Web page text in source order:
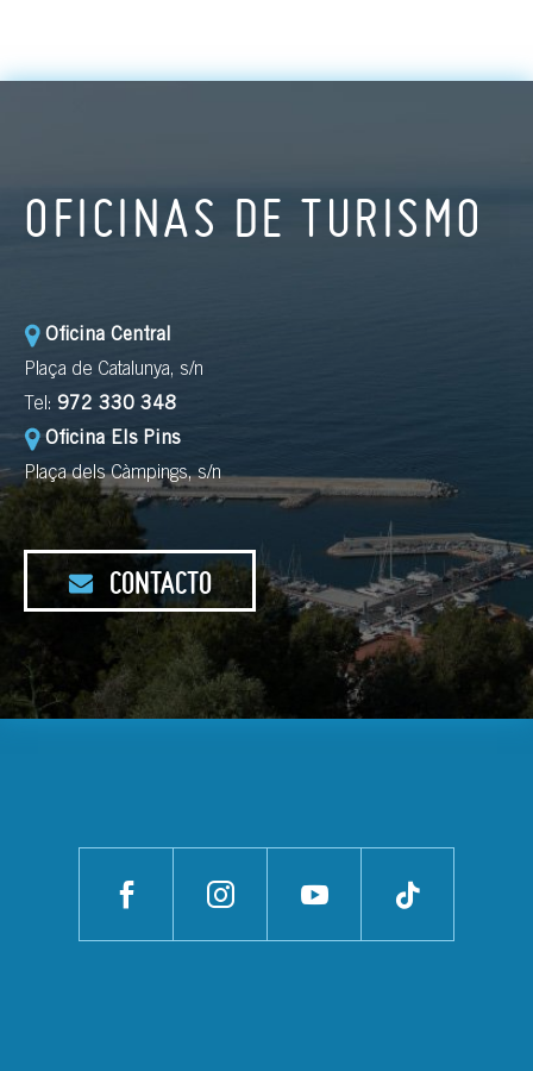
OFICINAS DE TURISMO
Oficina Central
Plaça de Catalunya, s/n
Tel: 972 330 348
Oficina Els Pins
Plaça dels Càmpings, s/n
CONTACTO